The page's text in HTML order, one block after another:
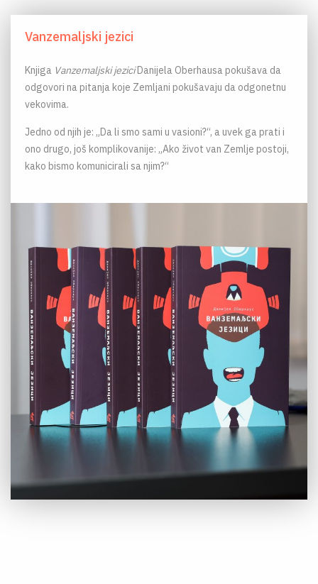
Vanzemaljski jezici
Knjiga Vanzemaljski jeziciDanijela Oberhausa pokušava da
odgovori na pitanja koje Zemljani pokušavaju da odgonetnu
vekovima.
Jedno od njih je: „Da li smo sami u vasioni?“, a uvek ga prati i
ono drugo, još komplikovanije: „Ako život van Zemlje postoji,
kako bismo komunicirali sa njim?“